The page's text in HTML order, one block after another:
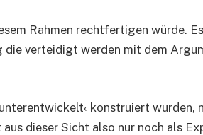
Rahmen rechtfertigen würde.
verteidigt werden mit dem
konstruiert wurden,
dieser Sicht also nur noch als